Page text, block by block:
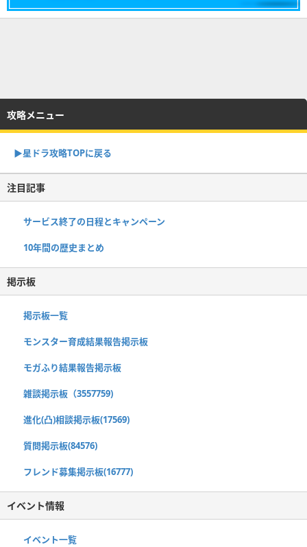
攻略メニュー
▶︎星ドラ攻略TOPに戻る
注目記事
サービス終了の日程とキャンペーン
10年間の歴史まとめ
掲示板
掲示板一覧
モンスター育成結果報告掲示板
モガふり結果報告掲示板
雑談掲示板（3557759)
進化(凸)相談掲示板(17569)
質問掲示板(84576)
フレンド募集掲示板(16777)
イベント情報
イベント一覧